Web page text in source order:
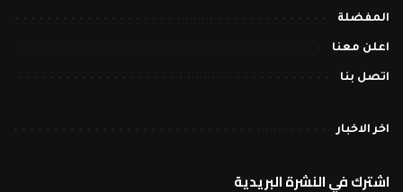
المفضلة
اعلن معنا
اتصل بنا
اخر الاخبار
اشترك في النشرة البريدية